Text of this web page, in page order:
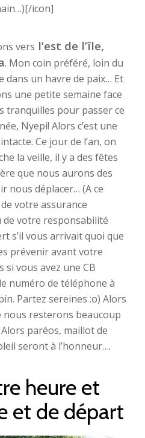
icon]
vers l’est de l’île,
. Mon coin préféré, loin du
dans un havre de paix… Et
une petite semaine face
tranquilles pour passer ce
Nyepi! Alors c’est une
Ce jour de l’an, on
la veille, il y a des fêtes
que nous aurons des
nous déplacer… (A ce
votre assurance
votre responsabilité
s’il vous arrivait quoi que
prévenir avant votre
si vous avez une CB
numéro de téléphone à
Partez sereines :o) Alors
resterons beaucoup
paréos, maillot de
seront à l’honneur….
heure et
et de départ